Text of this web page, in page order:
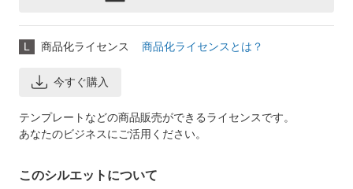
L 商品化ライセンス 商品化ライセンスとは？
今すぐ購入
テンプレートなどの商品販売ができるライセンスです。
あなたのビジネスにご活用ください。
このシルエットについて